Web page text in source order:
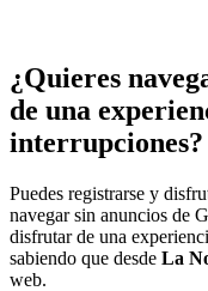
¿Quieres
de una
interrupciones?
Puedes registrarse y
navegar sin anuncios de
disfrutar de una
sabiendo que desde La
web.